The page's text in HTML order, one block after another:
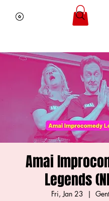
Amai
Legends
Fri, Jan 23
  |
Gent